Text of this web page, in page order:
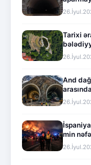
Tarixi
And
min